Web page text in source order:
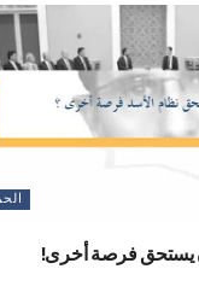
يستحق فرصة أخرى!